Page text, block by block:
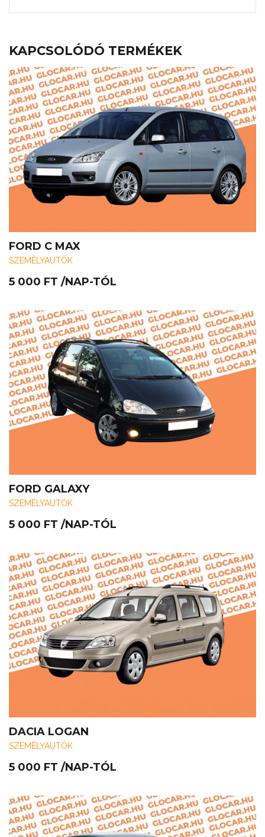
KAPCSOLÓDÓ TERMÉKEK
FORD C MAX
SZEMÉLYAUTÓK
5 000 FT /NAP-TÓL
FORD GALAXY
SZEMÉLYAUTÓK
5 000 FT /NAP-TÓL
DACIA LOGAN
SZEMÉLYAUTÓK
5 000 FT /NAP-TÓL